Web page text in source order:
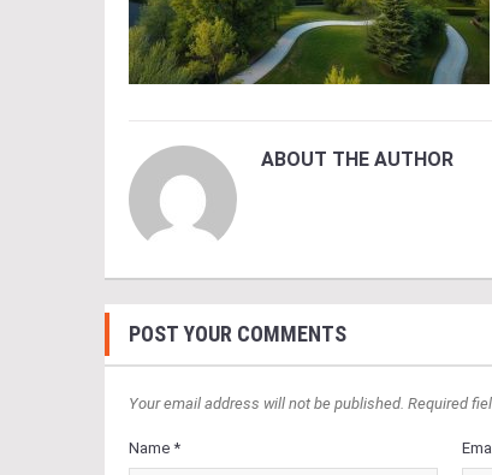
ABOUT THE AUTHOR
POST YOUR COMMENTS
Your email address will not be published. Required
Name *